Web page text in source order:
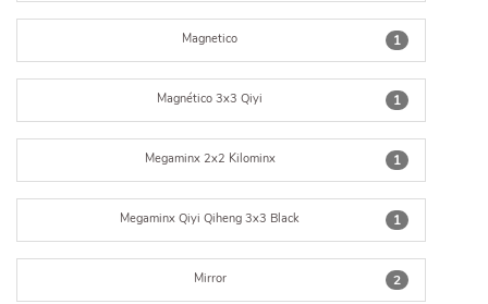
1
Magnetico
1
Magnético 3x3 Qiyi
1
Megaminx 2x2 Kilominx
1
Megaminx Qiyi Qiheng 3x3 Black
2
Mirror